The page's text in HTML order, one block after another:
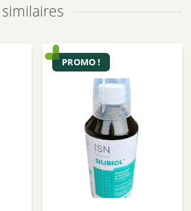
PROMO !